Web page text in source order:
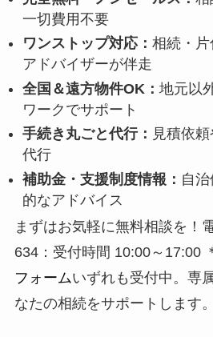
一切費用不要
ワンストップ対応： 相続・
アドバイザーが伴走
全国＆遠方物件OK： 地元以
ワークでサポート
手続き丸ごと代行： 見積依
代行
補助金・支援制度情報： 自
的なアドバイス
まずはお気軽に無料相談を！
634： 受付時間 10:00～ 17:00
フォームいずれも受付中。専
なたの相続をサポートします。